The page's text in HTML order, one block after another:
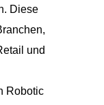
Diese
und
Robotic